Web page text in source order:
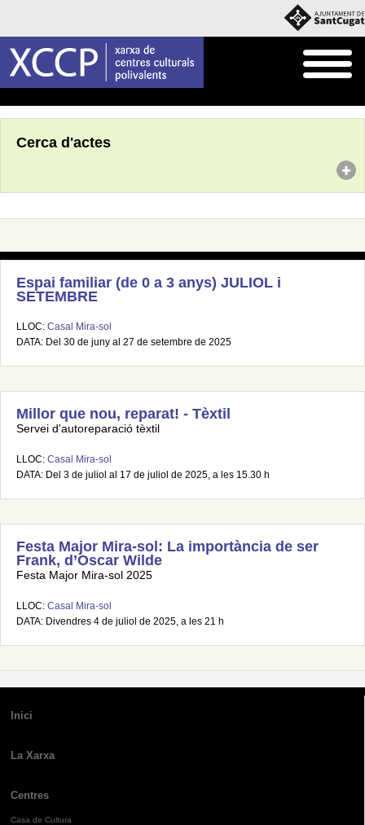
Cerca d'actes
Espai familiar (de 0 a 3 anys) JULIOL i
SETEMBRE
LLOC: Casal Mira-sol
DATA: Del 30 de juny al 27 de setembre de 2025
Millor que nou, reparat! - Tèxtil
Servei d'autoreparació tèxtil
LLOC: Casal Mira-sol
DATA: Del 3 de juliol al 17 de juliol de 2025, a les 15.30 h
Festa Major Mira-sol: La importància de ser
Frank, d’Oscar Wilde
Festa Major Mira-sol 2025
LLOC: Casal Mira-sol
DATA: Divendres 4 de juliol de 2025, a les 21 h
Inici
La Xarxa
Centres
Casa de Cultura